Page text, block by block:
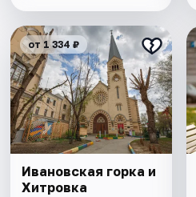
от 1 334 ₽
Ивановская горка и
Хитровка